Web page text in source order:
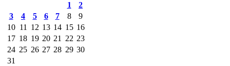
1
2
3
4 5 6 7 8
9
10 11 12 13 14 15 16
17 18 19 20 21 22 23
24 25 26 27 28 29 30
31